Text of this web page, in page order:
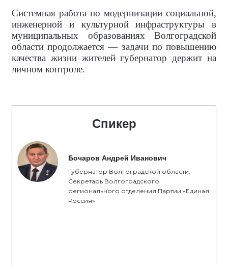
Системная работа по модернизации социальной,
инженерной и культурной инфраструктуры в
муниципальных образованиях Волгоградской
области продолжается — задачи по повышению
качества жизни жителей губернатор держит на
личном контроле.
Спикер
Бочаров Андрей Иванович
Губернатор Волгоградской области,
Секретарь Волгоградского
регионального отделения Партии «Единая
Россия»